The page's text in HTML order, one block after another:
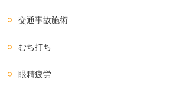
交通事故施術
むち打ち
眼精疲労